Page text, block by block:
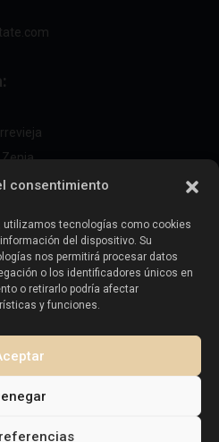
consentimiento
utilizamos tecnologías como cookies
del dispositivo. Su
nos permitirá procesar datos
o los identificadores únicos en
o retirarlo podría afectar
y funciones.
Zenia
Roig
: